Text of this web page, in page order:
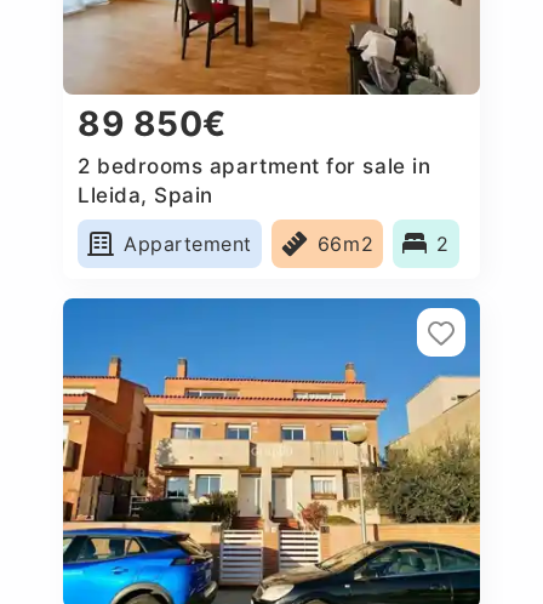
89 850€
2 bedrooms apartment for sale in
Lleida, Spain
Appartement
66m2 2